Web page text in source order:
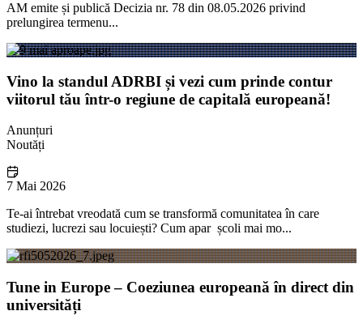
AM emite și publică Decizia nr. 78 din 08.05.2026 privind
prelungirea termenu...
Vino la standul ADRBI și vezi cum prinde contur
viitorul tău într-o regiune de capitală europeană!
Anunțuri
Noutăți
7 Mai 2026
Te-ai întrebat vreodată cum se transformă comunitatea în care
studiezi, lucrezi sau locuiești? Cum apar școli mai mo...
Tune in Europe – Coeziunea europeană în direct din
universități